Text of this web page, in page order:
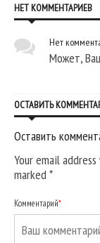
НЕТ КОММЕНТАРИЕВ
Нет
Может,
ОСТАВИТЬ
Оставить
Your email
marked*
Комментарий*